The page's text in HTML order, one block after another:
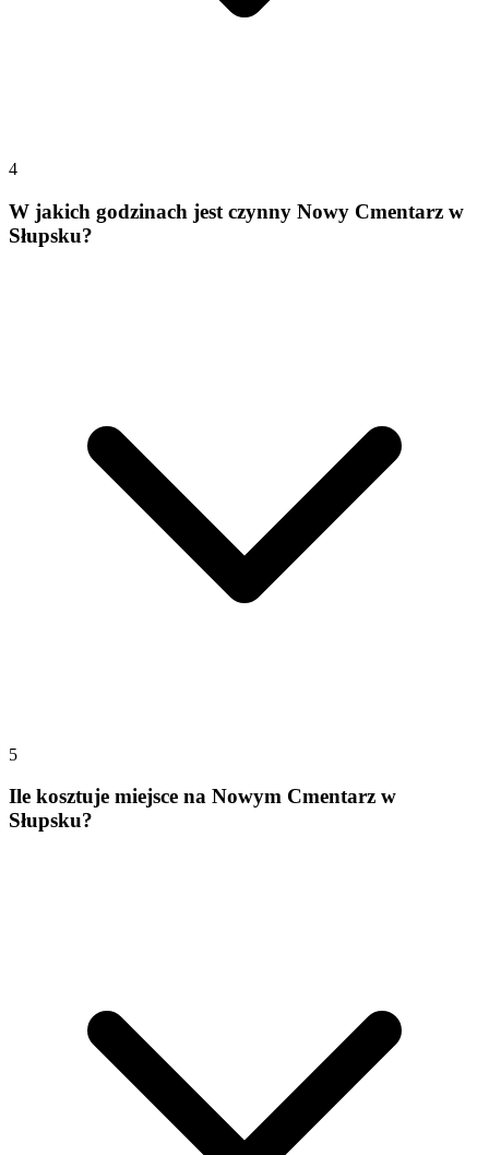
4
W jakich godzinach jest czynny Nowy Cmentarz w
Słupsku?
5
Ile kosztuje miejsce na Nowym Cmentarz w
Słupsku?